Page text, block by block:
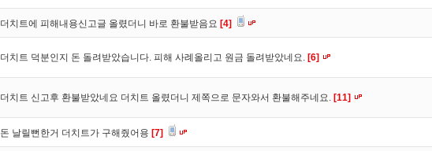
더치트에 피해내용신고글 올렸더니 바로 환불받음요 [4]
더치트 덕분인지 돈 돌려받았습니다. 피해 사례올리고 원금 돌려받았네요. [6]
더치트 신고후 환불받았네요 더치트 올렸더니 제쪽으로 문자와서 환불해주네요. [11]
돈 날릴뻔한거 더치트가 구해줬어용 [7]